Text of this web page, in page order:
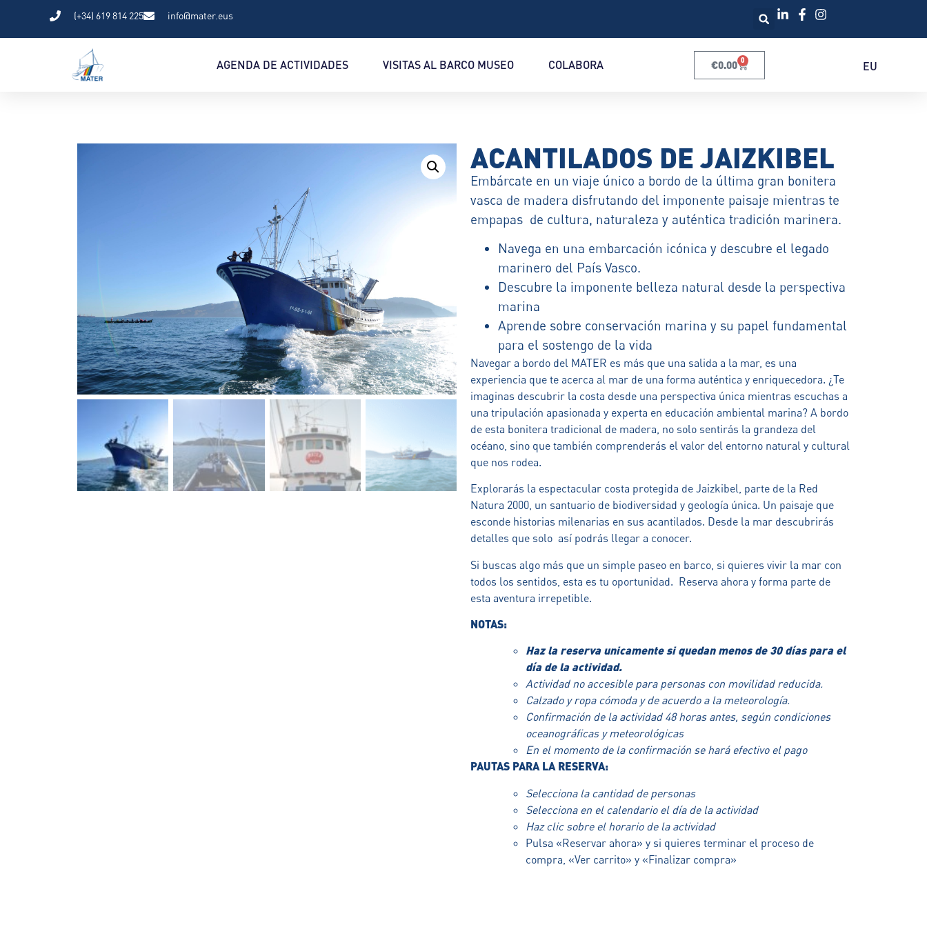
(+34) 619 814 225 info@mater.eus
AGENDA DE ACTIVIDADES VISITAS AL BARCO MUSEO COLABORA €0.00 0 EU
ACANTILADOS DE JAIZKIBEL
Embárcate en un viaje único a bordo de la última gran bonitera
vasca de madera disfrutando del imponente paisaje mientras te
empapas de cultura, naturaleza y auténtica tradición marinera.
Navega en una embarcación icónica y descubre el legado
marinero del País Vasco.
Descubre la imponente belleza natural desde la perspectiva
marina
Aprende sobre conservación marina y su papel fundamental
para el sostengo de la vida
Navegar a bordo del MATER es más que una salida a la mar, es una
experiencia que te acerca al mar de una forma auténtica y enriquecedora. ¿Te
imaginas descubrir la costa desde una perspectiva única mientras escuchas a
una tripulación apasionada y experta en educación ambiental marina? A bordo
de esta bonitera tradicional de madera, no solo sentirás la grandeza del
océano, sino que también comprenderás el valor del entorno natural y cultural
que nos rodea.
Explorarás la espectacular costa protegida de Jaizkibel, parte de la Red
Natura 2000, un santuario de biodiversidad y geología única. Un paisaje que
esconde historias milenarias en sus acantilados. Desde la mar descubrirás
detalles que solo así podrás llegar a conocer.
Si buscas algo más que un simple paseo en barco, si quieres vivir la mar con
todos los sentidos, esta es tu oportunidad. Reserva ahora y forma parte de
esta aventura irrepetible.
NOTAS:
Haz la reserva unicamente si quedan menos de 30 días para el
día de la actividad.
Actividad no accesible para personas con movilidad reducida.
Calzado y ropa cómoda y de acuerdo a la meteorología.
Confirmación de la actividad 48 horas antes, según condiciones
oceanográficas y meteorológicas
En el momento de la confirmación se hará efectivo el pago
PAUTAS PARA LA RESERVA:
Selecciona la cantidad de personas
Selecciona en el calendario el día de la actividad
Haz clic sobre el horario de la actividad
Pulsa «Reservar ahora» y si quieres terminar el proceso de
compra, «Ver carrito» y «Finalizar compra»